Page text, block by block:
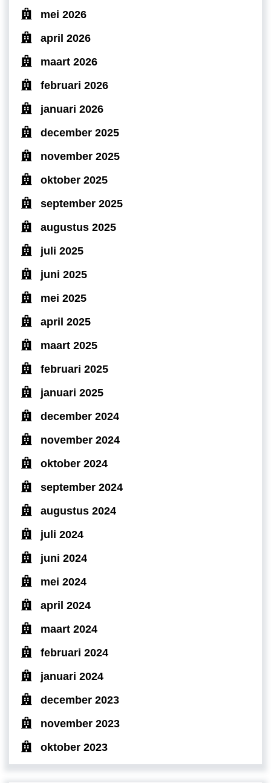
mei 2026
april 2026
maart 2026
februari 2026
januari 2026
december 2025
november 2025
oktober 2025
september 2025
augustus 2025
juli 2025
juni 2025
mei 2025
april 2025
maart 2025
februari 2025
januari 2025
december 2024
november 2024
oktober 2024
september 2024
augustus 2024
juli 2024
juni 2024
mei 2024
april 2024
maart 2024
februari 2024
januari 2024
december 2023
november 2023
oktober 2023